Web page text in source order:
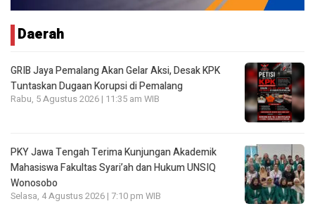
Daerah
GRIB Jaya Pemalang Akan Gelar Aksi, Desak KPK
Tuntaskan Dugaan Korupsi di Pemalang
Rabu, 5 Agustus 2026 | 11:35 am WIB
PKY Jawa Tengah Terima Kunjungan Akademik
Mahasiswa Fakultas Syari’ah dan Hukum UNSIQ
Wonosobo
Selasa, 4 Agustus 2026 | 7:10 pm WIB